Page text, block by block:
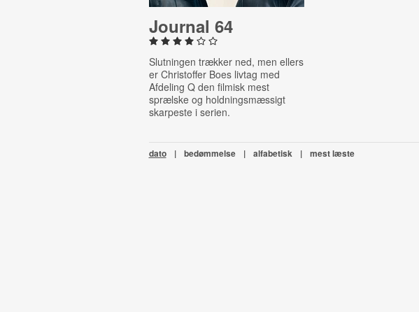
Journal 64
Slutningen trækker ned, men ellers
er Christoffer Boes livtag med
Afdeling Q den filmisk mest
sprælske og holdningsmæssigt
skarpeste i serien.
dato | bedømmelse | alfabetisk | mest læste